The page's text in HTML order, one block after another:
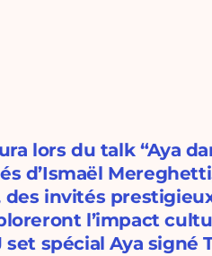
lors du talk “Aya
d’Ismaël
des invités
l’impact
set spécial Aya signé